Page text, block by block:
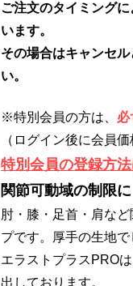
ご注文のタイミング
います。
その場合はキャンセ
い。
※特別会員の方は、 必
（ログイン後に会員
特別会員の登録方
関節可動域の制限に
肘・膝・足首・肩な
プです。厚手の生地で
エラストプラスPRO
出しております。